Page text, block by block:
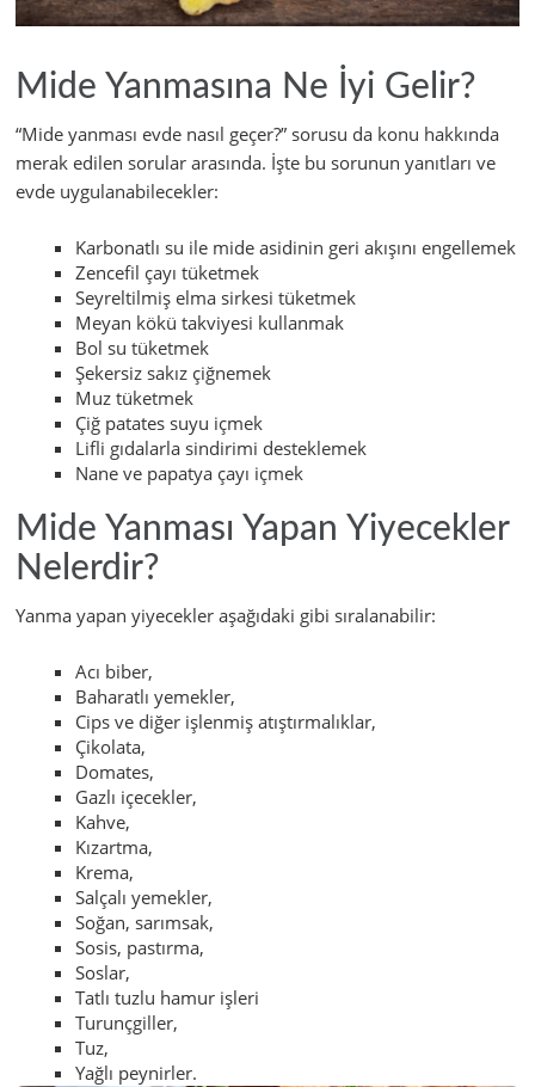
Mide Yanmasına Ne İyi Gelir?
“Mide yanması evde nasıl geçer?” sorusu da konu hakkında
merak edilen sorular arasında. İşte bu sorunun yanıtları ve
evde uygulanabilecekler:
Karbonatlı su ile mide asidinin geri akışını engellemek
Zencefil çayı tüketmek
Seyreltilmiş elma sirkesi tüketmek
Meyan kökü takviyesi kullanmak
Bol su tüketmek
Şekersiz sakız çiğnemek
Muz tüketmek
Çiğ patates suyu içmek
Lifli gıdalarla sindirimi desteklemek
Nane ve papatya çayı içmek
Mide Yanması Yapan Yiyecekler
Nelerdir?
Yanma yapan yiyecekler aşağıdaki gibi sıralanabilir:
Acı biber,
Baharatlı yemekler,
Cips ve diğer işlenmiş atıştırmalıklar,
Çikolata,
Domates,
Gazlı içecekler,
Kahve,
Kızartma,
Krema,
Salçalı yemekler,
Soğan, sarımsak,
Sosis, pastırma,
Soslar,
Tatlı tuzlu hamur işleri
Turunçgiller,
Tuz,
Yağlı peynirler.